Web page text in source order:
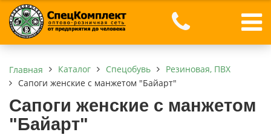
Главная Каталог Спецобувь
Резиновая, ПВХ
Сапоги женские с манжетом "Байарт"
Сапоги женские с манжетом
"Байарт"